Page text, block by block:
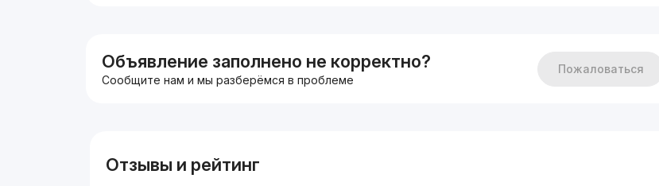
Объявление заполнено не корректно?
Сообщите нам и мы разберёмся в проблеме
Пожаловаться
Отзывы и рейтинг